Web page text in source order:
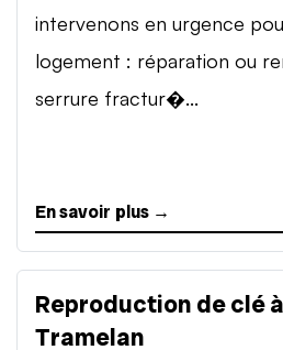
intervenons en urgence
logement : réparation ou
serrure fractur�...
En savoir plus →
Reproduction de clé
Tramelan